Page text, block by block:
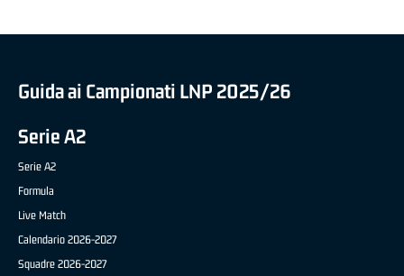
Guida ai Campionati LNP 2025/26
Serie A2
Serie A2
Formula
Live Match
Calendario 2026-2027
Squadre 2026-2027